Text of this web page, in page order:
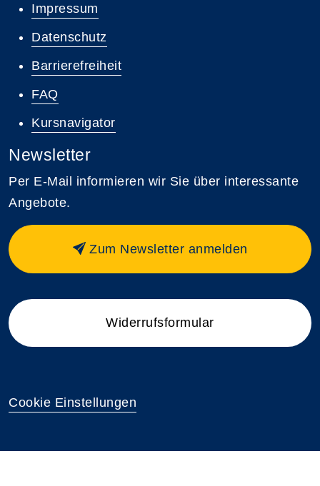
Impressum
Datenschutz
Barrierefreiheit
FAQ
Kursnavigator
Newsletter
Per E-Mail informieren wir Sie über interessante
Angebote.
Zum Newsletter anmelden
Widerrufsformular
Cookie Einstellungen